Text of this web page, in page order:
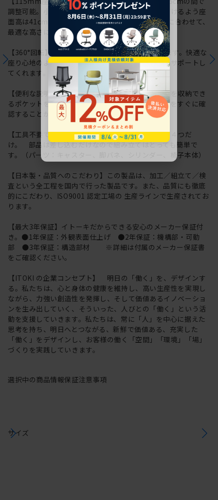
調整可能。小柄な体格の方でも快適にお座りいただけるよう座
面高は41cmから調整可能です。利用シーンや体格に合わせて、
最適な高さに調整いただけます。
【360°回転】座ったままくるっと向きを変えられます。快適な
座り心地のよさで長時間のデスクワークもしっかりサポートし
てくれます。
【便利な説明書収納ポケット】座面裏に取扱説明書を収納でき
るポケットを用意しています。操作方法や各種情報をすぐに確
認することができるので便利です。
【工具不要でかんたん組み立て】パーツはたったの４つだ
け。 部品は差し込むだけなので組み立てはとっても簡単で
す。（パーツ：キャスター、脚バネ、シリンダー、椅子本体）
【日本製・品質へのこだわり】この製品は、加工／組立て／検
査という全工程を国内で行った製品です。また、品質にも徹底
的にこだわり、ISO9001 認定工場の 生産ラインで生産されてお
ります。
【最大3年保証】イトーキだからできる安心のメーカー保証付
き。●1年保証：外観表面仕上げ ●2年保証：機構部・可動
部 ●3年保証：構造部材 ※詳細は付属のメーカー保証書
をご確認ください。
【ITOKI の企業コンセプト】 明日の「働く」を、デザインす
る。私たちは、心と身体の健康を維持し、高い生産性を実現し
ながら、力強い創造性を発揮し、そして価値あるイノベーショ
ンを生み出していく、そういった、人びとの「働く」という活
動を支援していきます。私たちは、常に「人」を中心に据えた
思考を持ち、明日へとつながる、新鮮で価値ある、充実した
「働く」をデザインし、お客様の働く「空間」「環境」「場」
づくりを実践していきます。
選択中の商品情報保証注意事項
サイズ